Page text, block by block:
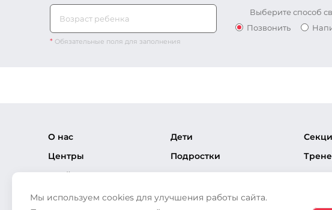
* Обязательные поля для заполнения
Выберите способ
Позвонить
О нас
Центры
Прайс-лист
Вакансии
Дети
Подростки
Взрослые
Направления
Мы используем cookies для улучшения работы сайта.